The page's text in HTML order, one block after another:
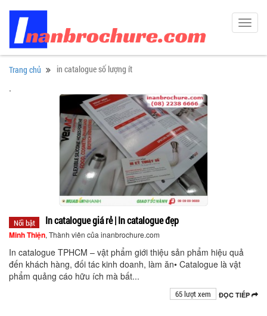
Trang chủ in catalogue số lượng ít
.
Nổi bật In catalogue giá rẻ | In catalogue đẹp
Minh Thiện, Thành viên của inanbrochure.com
In catalogue TPHCM – vật phẩm giới thiệu sản phẩm hiệu quả
đến khách hàng, đối tác kinh doanh, làm ăn• Catalogue là vật
phẩm quảng cáo hữu ích mà bất...
ĐỌC TIẾP
65 lượt xem